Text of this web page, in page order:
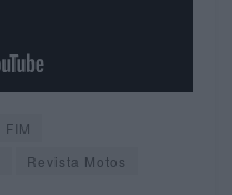
FIM
Revista Motos